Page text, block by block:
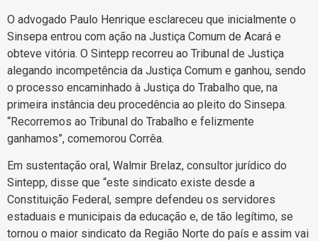
O advogado Paulo Henrique esclareceu que inicialmente o
Sinsepa entrou com ação na Justiça Comum de Acará e
obteve vitória. O Sintepp recorreu ao Tribunal de Justiça
alegando incompetência da Justiça Comum e ganhou, sendo
o processo encaminhado à Justiça do Trabalho que, na
primeira instância deu procedência ao pleito do Sinsepa.
“Recorremos ao Tribunal do Trabalho e felizmente
ganhamos”, comemorou Corrêa.
Em sustentação oral, Walmir Brelaz, consultor jurídico do
Sintepp, disse que “este sindicato existe desde a
Constituição Federal, sempre defendeu os servidores
estaduais e municipais da educação e, de tão legítimo, se
tornou o maior sindicato da Região Norte do país e assim vai